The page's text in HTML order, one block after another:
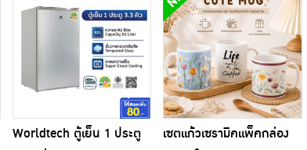
Worldtech ตู้เย็น 1 ประตู
เซตแก้วเซรามิคแพ็คกล่อง